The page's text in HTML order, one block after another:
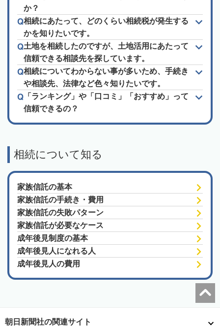
か？
相続にあたって、どのくらい相続税が発生する
かを知りたいです。
土地を相続したのですが、土地活用にあたって
信頼できる相談先を探しています。
相続についてわからない事が多いため、手続き
や相談先、法律など色々知りたいです。
「ランキング」や「口コミ」「おすすめ」って
信頼できるの？
相続について知る
家族信託の基本
家族信託の手続き・費用
家族信託の失敗パターン
家族信託が必要なケース
成年後見制度の基本
成年後見人になれる人
成年後見人の費用
朝日新聞社の関連サイト